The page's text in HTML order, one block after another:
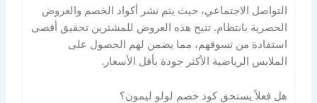
التواصل الاجتماعي، حيث يتم نشر أكواد الخصم والعروض
الحصرية بانتظام​. تتيح هذه العروض للمشترين تحقيق أقصى
استفادة من تسوقهم، مما يضمن لهم الحصول على
الملابس الرياضية الأكثر جودة بأقل الأسعار.
هل فعلاً يستحق كود خصم لولو ليمون؟